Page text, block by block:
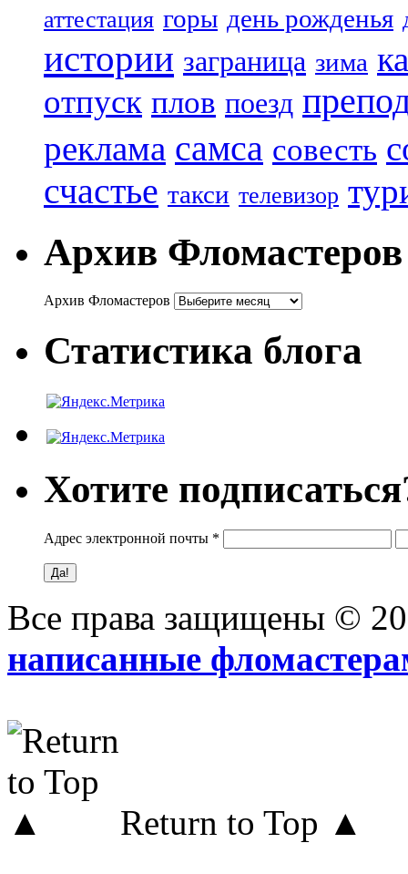
аттестация горы день рожденья
истории заграница зима
отпуск плов поезд
реклама самса совесть
счастье такси телевизор
Архив Фломастеров
Архив Фломастеров
Статистика блога
Хотите
Адрес электронной почты *
Все права защищены ©
написанные
Return to Top ▲